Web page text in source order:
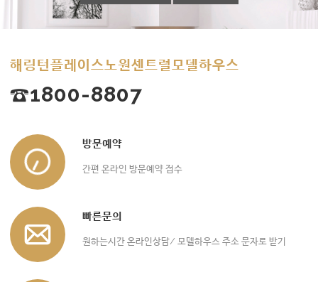
해링턴플레이스노원센트럴모델하우스
☎1800-8807
방문예약
간편 온라인 방문예약 접수
빠른문의
원하는시간 온라인상담/ 모델하우스 주소 문자로 받기